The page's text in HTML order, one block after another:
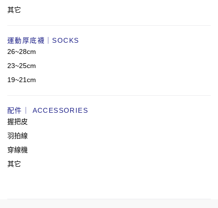
其它
運動厚底襪｜SOCKS
26~28cm
23~25cm
19~21cm
配件｜ ACCESSORIES
握把皮
羽拍線
穿線機
其它